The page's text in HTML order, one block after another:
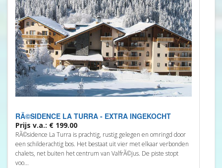
RÃ©SIDENCE LA TURRA - EXTRA INGEKOCHT
Prijs v.a.: € 199.00
RÃ©sidence La Turra is prachtig, rustig gelegen en omringd door
een schilderachtig bos. Het bestaat uit vier met elkaar verbonden
chalets, net buiten het centrum van ValfrÃ©jus. De piste stopt
voo...